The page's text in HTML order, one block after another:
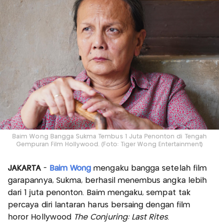
Baim Wong Bangga Sukma Tembus 1 Juta Penonton di Tengah
Gempuran Film Hollywood. (Foto: Tiger Wong Entertainment)
JAKARTA - Baim Wong mengaku bangga setelah film
garapannya, Sukma, berhasil menembus angka lebih
dari 1 juta penonton. Baim mengaku, sempat tak
percaya diri lantaran harus bersaing dengan film
horor Hollywood
The Conjuring: Last Rites.